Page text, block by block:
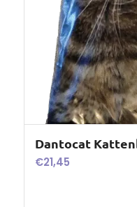
Dantocat
€21,45